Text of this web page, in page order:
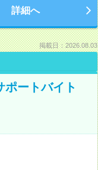
詳細へ
掲載日：2026.08.03
ポートバイト